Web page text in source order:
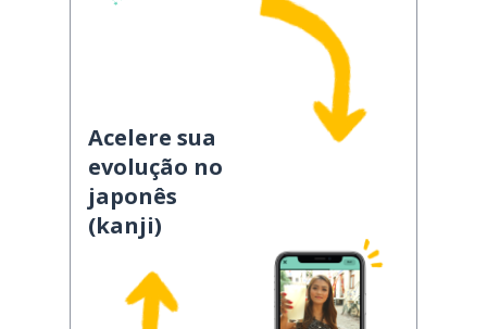
Acelere sua
evolução no
japonês
(kanji)